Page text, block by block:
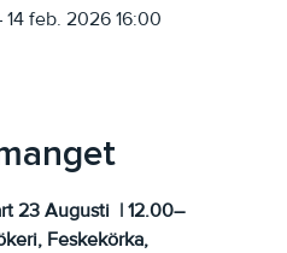
feb. 2026 16:00
23 Augusti  | 12.00–
Feskekörka,